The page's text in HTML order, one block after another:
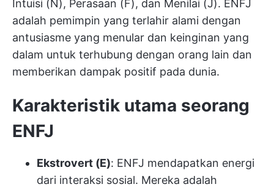
Intuisi (N), Perasaan (F), dan Menilai (J). ENFJ
adalah pemimpin yang terlahir alami dengan
antusiasme yang menular dan keinginan yang
dalam untuk terhubung dengan orang lain dan
memberikan dampak positif pada dunia.
Karakteristik utama seorang
ENFJ
Ekstrovert (E): ENFJ mendapatkan energi
dari interaksi sosial. Mereka adalah